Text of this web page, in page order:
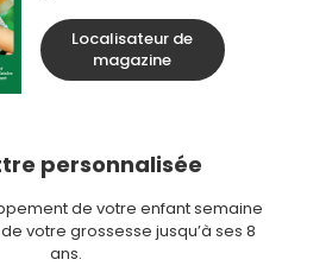
Localisateur de
magazine
personnalisée
de votre enfant semaine
votre grossesse jusqu’à ses 8
ans.